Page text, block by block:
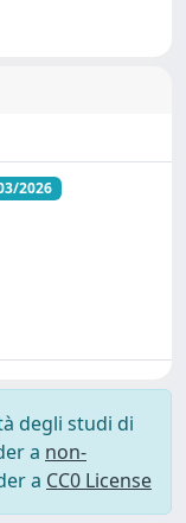
2026
degli studi di
a non-
a CC0 License